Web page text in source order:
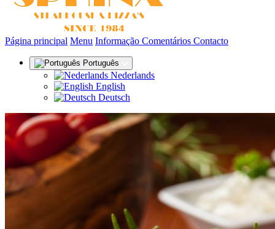
Página principal Menu Informação Comentários Contacto(actual)
Português
Nederlands
English
Deutsch